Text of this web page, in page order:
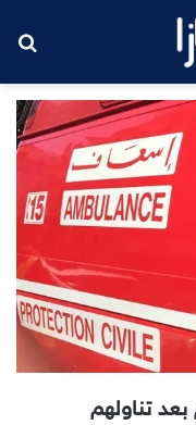
بعد تناولهم